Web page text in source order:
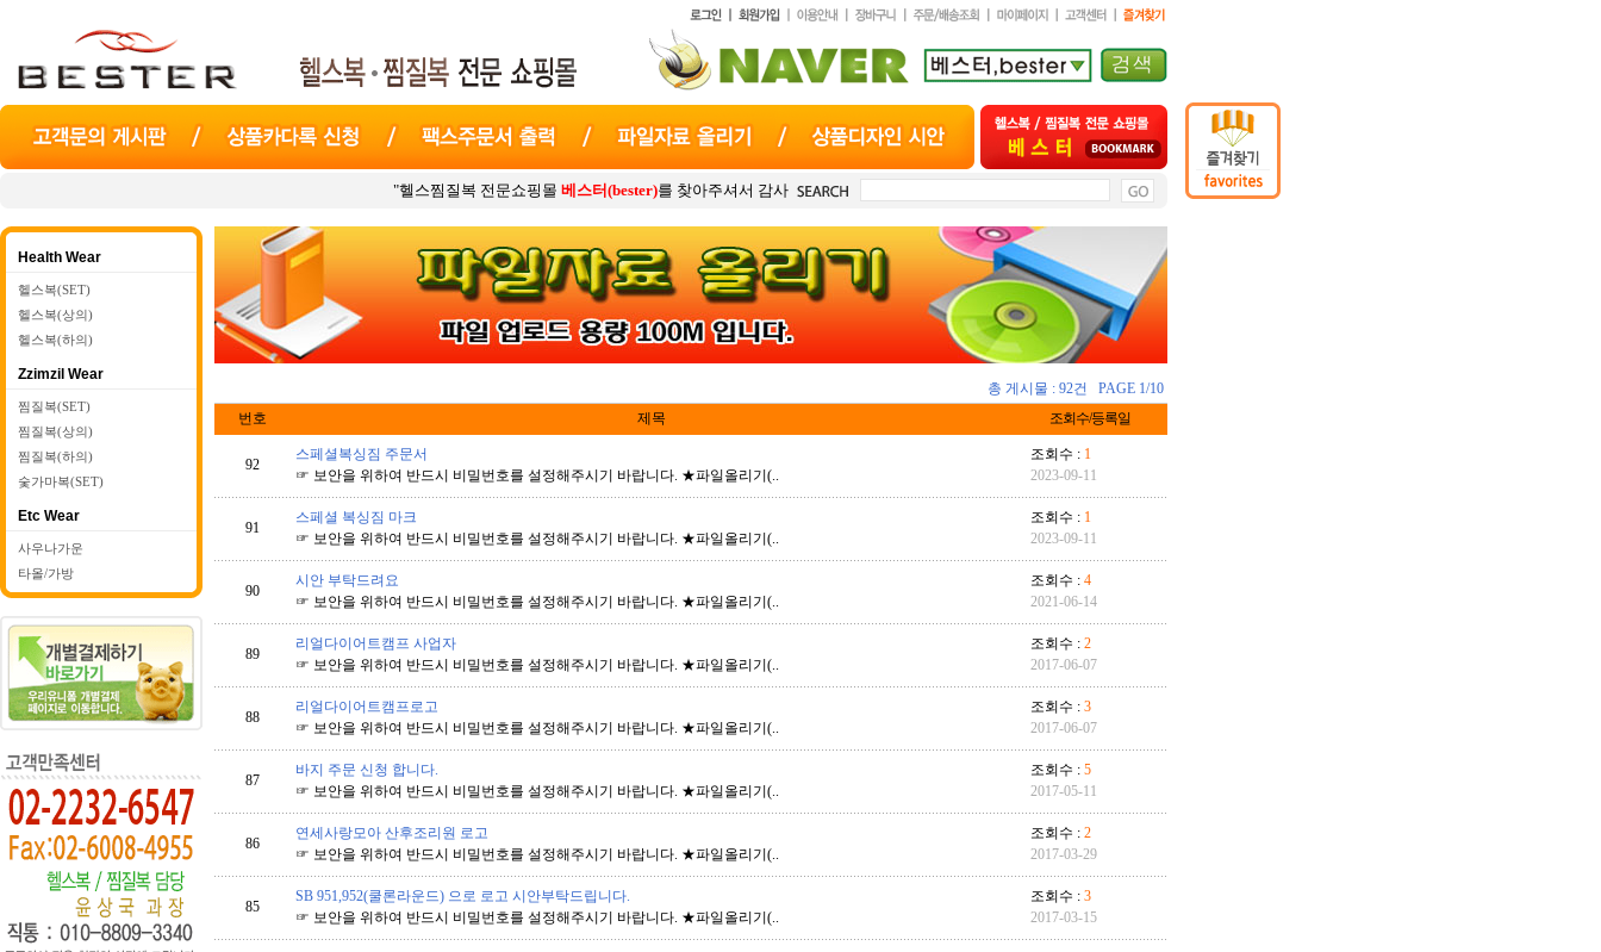
"헬스찜질복 전문쇼핑몰베스터(bester)를 찾아주셔서 감사합니다. "항상 고객의 마음
Health Wear
헬스복(SET)
헬스복(상의)
헬스복(하의)
Zzimzil Wear
찜질복(SET)
찜질복(상의)
찜질복(하의)
숯가마복(SET)
Etc Wear
사우나가운
타올/가방
총 게시물 : 92건 PAGE 1/10
번호
제목 조회수/등록일
92
스페셜복싱짐 주문서 조회수 : 1
☞ 보안을 위하여 반드시 비밀번호를 설정해주시기 바랍니다. ★파일올리기(..
2023-09-11
91
스페셜 복싱짐 마크 조회수 : 1
☞ 보안을 위하여 반드시 비밀번호를 설정해주시기 바랍니다. ★파일올리기(..
2023-09-11
90
시안 부탁드려요 조회수 : 4
☞ 보안을 위하여 반드시 비밀번호를 설정해주시기 바랍니다. ★파일올리기(..
2021-06-14
89
리얼다이어트캠프 사업자 조회수 : 2
☞ 보안을 위하여 반드시 비밀번호를 설정해주시기 바랍니다. ★파일올리기(..
2017-06-07
88
리얼다이어트캠프로고 조회수 : 3
☞ 보안을 위하여 반드시 비밀번호를 설정해주시기 바랍니다. ★파일올리기(..
2017-06-07
87
바지 주문 신청 합니다. 조회수 : 5
☞ 보안을 위하여 반드시 비밀번호를 설정해주시기 바랍니다. ★파일올리기(..
2017-05-11
86
연세사랑모아 산후조리원 로고 조회수 : 2
☞ 보안을 위하여 반드시 비밀번호를 설정해주시기 바랍니다. ★파일올리기(..
2017-03-29
85
SB 951,952(쿨론라운드) 으로 로고 시안부탁드립니다. 조회수 : 3
☞ 보안을 위하여 반드시 비밀번호를 설정해주시기 바랍니다. ★파일올리기(..
2017-03-15